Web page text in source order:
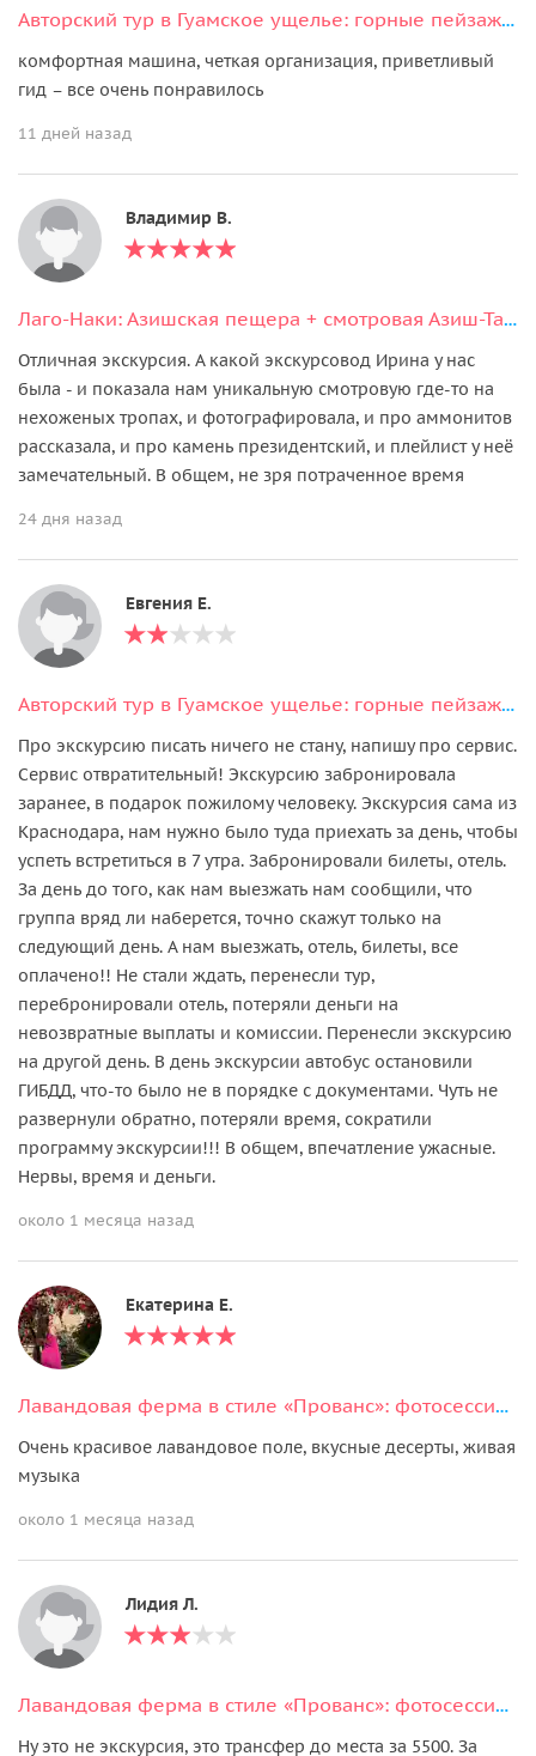
Авторский тур в Гуамское ущелье: горные пейзажи и отдых в термах
комфортная машина, четкая организация, приветливый
гид – все очень понравилось
11 дней назад
Владимир В.
Лаго-Наки: Азишская пещера + смотровая Азиш-Тау + источники
Отличная экскурсия. А какой экскурсовод Ирина у нас
была - и показала нам уникальную смотровую где-то на
нехоженых тропах, и фотографировала, и про аммонитов
рассказала, и про камень президентский, и плейлист у неё
замечательный. В общем, не зря потраченное время
24 дня назад
Евгения Е.
Авторский тур в Гуамское ущелье: горные пейзажи и отдых в термах
Про экскурсию писать ничего не стану, напишу про сервис.
Сервис отвратительный! Экскурсию забронировала
заранее, в подарок пожилому человеку. Экскурсия сама из
Краснодара, нам нужно было туда приехать за день, чтобы
успеть встретиться в 7 утра. Забронировали билеты, отель.
За день до того, как нам выезжать нам сообщили, что
группа вряд ли наберется, точно скажут только на
следующий день. А нам выезжать, отель, билеты, все
оплачено!! Не стали ждать, перенесли тур,
перебронировали отель, потеряли деньги на
невозвратные выплаты и комиссии. Перенесли экскурсию
на другой день. В день экскурсии автобус остановили
ГИБДД, что-то было не в порядке с документами. Чуть не
развернули обратно, потеряли время, сократили
программу экскурсии!!! В общем, впечатление ужасные.
Нервы, время и деньги.
около 1 месяца назад
Екатерина Е.
Лавандовая ферма в стиле «Прованс»: фотосессия и десерты
Очень красивое лавандовое поле, вкусные десерты, живая
музыка
около 1 месяца назад
Лидия Л.
Лавандовая ферма в стиле «Прованс»: фотосессия и десерты
Ну это не экскурсия, это трансфер до места за 5500. За